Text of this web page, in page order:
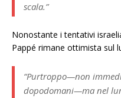
scala.”
Nonostante i tentativi
Pappé rimane ottimista sul
“Purtroppo—non
dopodomani—ma nel